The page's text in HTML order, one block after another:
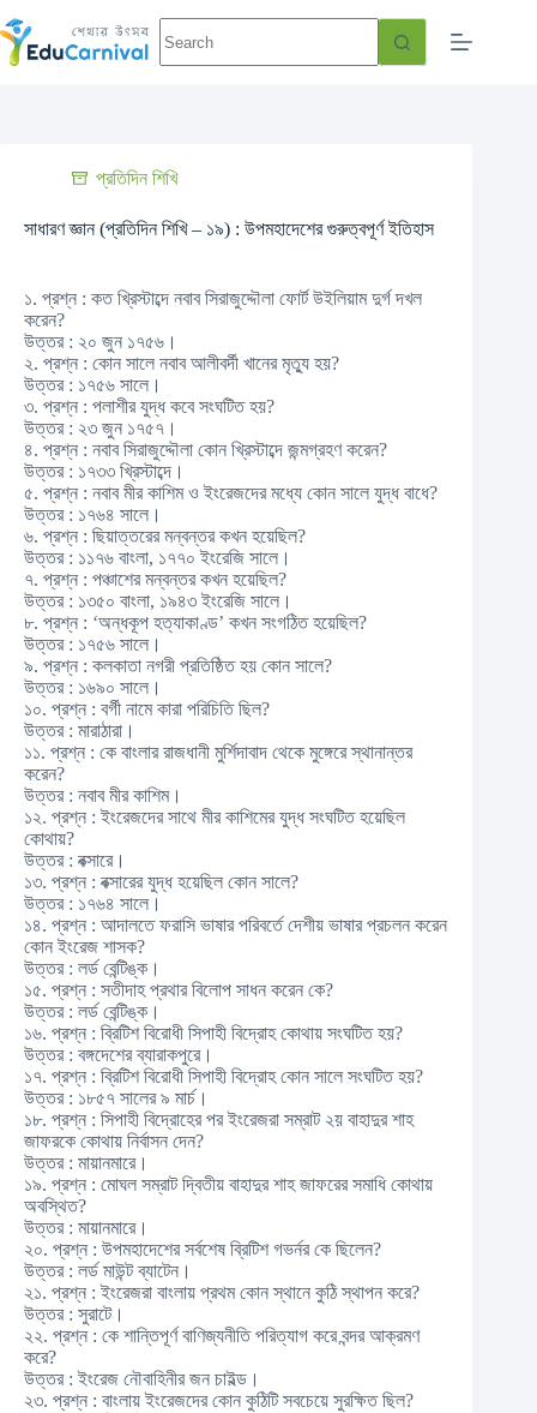
প্রতিদিন শিখি
সাধারণ জ্ঞান (প্রতিদিন শিখি – ১৯) : উপমহাদেশের গুরুত্বপূর্ণ ইতিহাস
১. প্রশ্ন : কত খ্রিস্টাব্দে নবাব সিরাজুদ্দৌলা ফোর্ট উইলিয়াম দুর্গ দখল
করেন?
উত্তর : ২০ জুন ১৭৫৬।
২. প্রশ্ন : কোন সালে নবাব আলীবর্দী খানের মৃত্যু হয়?
উত্তর : ১৭৫৬ সালে।
৩. প্রশ্ন : পলাশীর যুদ্ধ কবে সংঘটিত হয়?
উত্তর : ২৩ জুন ১৭৫৭।
৪. প্রশ্ন : নবাব সিরাজুদ্দৌলা কোন খ্রিস্টাব্দে জন্মগ্রহণ করেন?
উত্তর : ১৭৩৩ খ্রিস্টাব্দে।
৫. প্রশ্ন : নবাব মীর কাশিম ও ইংরেজদের মধ্যে কোন সালে যুদ্ধ বাধে?
উত্তর : ১৭৬৪ সালে।
৬. প্রশ্ন : ছিয়াত্তরের মন্বন্তর কখন হয়েছিল?
উত্তর : ১১৭৬ বাংলা, ১৭৭০ ইংরেজি সালে।
৭. প্রশ্ন : পঞ্চাশের মন্বন্তর কখন হয়েছিল?
উত্তর : ১৩৫০ বাংলা, ১৯৪৩ ইংরেজি সালে।
৮. প্রশ্ন : ‘অন্ধকূপ হত্যাকাণ্ড’ কখন সংগঠিত হয়েছিল?
উত্তর : ১৭৫৬ সালে।
৯. প্রশ্ন : কলকাতা নগরী প্রতিষ্ঠিত হয় কোন সালে?
উত্তর : ১৬৯০ সালে।
১০. প্রশ্ন : বর্গী নামে কারা পরিচিতি ছিল?
উত্তর : মারাঠারা।
১১. প্রশ্ন : কে বাংলার রাজধানী মুর্শিদাবাদ থেকে মুঙ্গেরে স্থানান্তর
করেন?
উত্তর : নবাব মীর কাশিম।
১২. প্রশ্ন : ইংরেজদের সাথে মীর কাশিমের যুদ্ধ সংঘটিত হয়েছিল
কোথায়?
উত্তর : বক্সারে।
১৩. প্রশ্ন : বক্সারের যুদ্ধ হয়েছিল কোন সালে?
উত্তর : ১৭৬৪ সালে।
১৪. প্রশ্ন : আদালতে ফরাসি ভাষার পরিবর্তে দেশীয় ভাষার প্রচলন করেন
কোন ইংরেজ শাসক?
উত্তর : লর্ড বেন্টিঙ্ক।
১৫. প্রশ্ন : সতীদাহ প্রথার বিলোপ সাধন করেন কে?
উত্তর : লর্ড বেন্টিঙ্ক।
১৬. প্রশ্ন : ব্রিটিশ বিরোধী সিপাহী বিদ্রোহ কোথায় সংঘটিত হয়?
উত্তর : বঙ্গদেশের ব্যারাকপুরে।
১৭. প্রশ্ন : ব্রিটিশ বিরোধী সিপাহী বিদ্রোহ কোন সালে সংঘটিত হয়?
উত্তর : ১৮৫৭ সালের ৯ মার্চ।
১৮. প্রশ্ন : সিপাহী বিদ্রোহের পর ইংরেজরা সম্রাট ২য় বাহাদুর শাহ
জাফরকে কোথায় নির্বাসন দেন?
উত্তর : মায়ানমারে।
১৯. প্রশ্ন : মোঘল সম্রাট দ্বিতীয় বাহাদুর শাহ জাফরের সমাধি কোথায়
অবস্থিত?
উত্তর : মায়ানমারে।
২০. প্রশ্ন : উপমহাদেশের সর্বশেষ ব্রিটিশ গভর্নর কে ছিলেন?
উত্তর : লর্ড মাউন্ট ব্যাটেন।
২১. প্রশ্ন : ইংরেজরা বাংলায় প্রথম কোন স্থানে কুঠি স্থাপন করে?
উত্তর : সুরাটে।
২২. প্রশ্ন : কে শান্তিপূর্ণ বাণিজ্যনীতি পরিত্যাগ করে বন্দর আক্রমণ
করে?
উত্তর : ইংরেজ নৌবাহিনীর জন চাইল্ড।
২৩. প্রশ্ন : বাংলায় ইংরেজদের কোন কুঠিটি সবচেয়ে সুরক্ষিত ছিল?